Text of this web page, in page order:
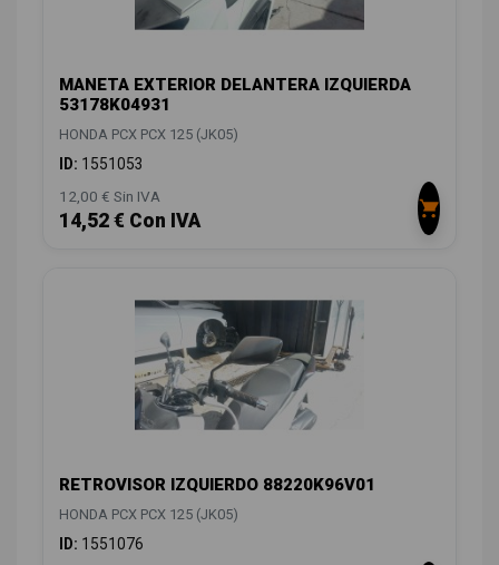
MANETA EXTERIOR DELANTERA IZQUIERDA
53178K04931
HONDA PCX PCX 125 (JK05)
ID: 1551053
12,00 € Sin IVA
14,52 € Con IVA
RETROVISOR IZQUIERDO 88220K96V01
HONDA PCX PCX 125 (JK05)
ID: 1551076